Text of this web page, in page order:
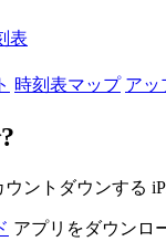
表
時刻表マップ アッ
ントダウンする
アプリをダウンロ